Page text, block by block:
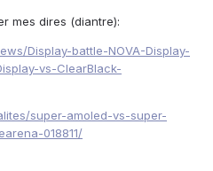
mes dires (diantre):
Display-battle-NOVA-Display-
vs-ClearBlack-
super-amoled-vs-super-
018811/